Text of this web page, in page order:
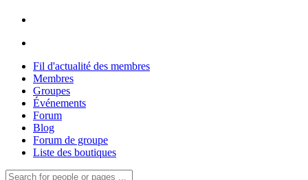
Fil d'actualité des membres
Membres
Groupes
Événements
Forum
Blog
Forum de groupe
Liste des boutiques